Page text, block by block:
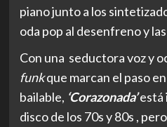
piano junto a los
oda pop al desenfreno y
Con una seductora voz y
funkque marcan el paso
bailable, ‘Corazonada’está
disco de los 70s y 80s ,